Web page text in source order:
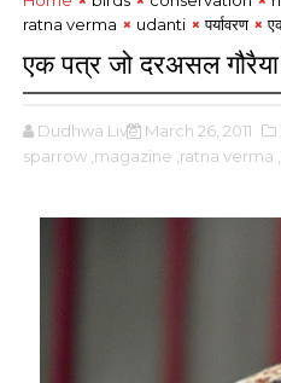
ratna verma
udanti पर्यावरण
एक पत्र जो दरअसल
Dudhwa Live March 26, 2011
sparrow ,magazine ,ratna verma